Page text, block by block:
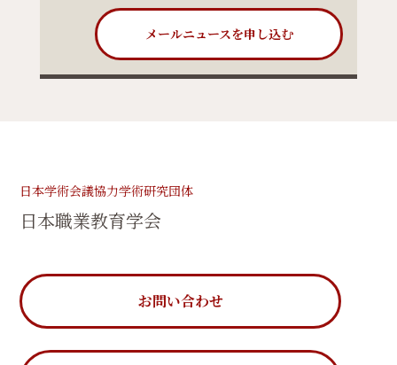
メールニュースを申し込む
日本学術会議協力学術研究団体
日本職業教育学会
お問い合わせ